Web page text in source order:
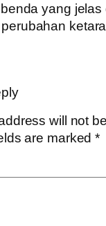
yang
will not
are marked*